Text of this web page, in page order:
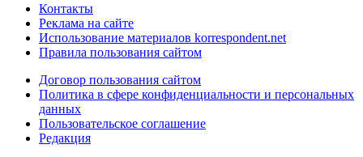
Контакты
Реклама на сайте
Использование материалов korrespondent.net
Правила пользования сайтом
Договор пользования сайтом
Политика в сфере конфиденциальности и персональных
данных
Пользовательское соглашение
Редакция